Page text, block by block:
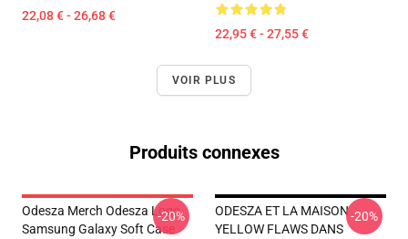
22,08 € - 26,68 €
22,95 € - 27,55 €
VOIR PLUS
Produits connexes
Odesza Merch Odesza Logo
Samsung Galaxy Soft Case
-20%
ODESZA ET LA MAISON
YELLOW FLAWS DANS
-20%